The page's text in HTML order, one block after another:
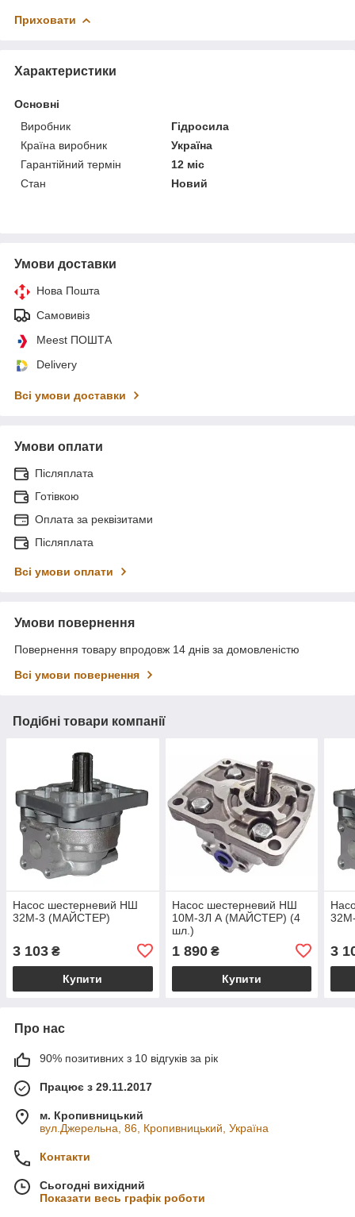
Приховати
Характеристики
Основні
Виробник
Гідросила
Країна виробник
Україна
Гарантійний термін
12 міс
Стан
Новий
Умови доставки
Нова Пошта
Самовивіз
Meest ПОШТА
Delivery
Всі умови доставки
Умови оплати
Післяплата
Готівкою
Оплата за реквізитами
Післяплата
Всі умови оплати
Умови повернення
Повернення товару впродовж 14 днів за домовленістю
Всі умови повернення
Подібні товари компанії
Насос шестерневий НШ
32М-3 (МАЙСТЕР)
3 103 ₴
Купити
Насос шестерневий НШ
10М-3Л А (МАЙСТЕР) (4
шл.)
1 890₴
Купити
3
Про нас
90% позитивних з 10 відгуків за рік
Працює з 29.11.2017
м. Кропивницький
вул.Джерельна, 86, Кропивницький, Україна
Контакти
Сьогодні вихідний
Показати весь графік роботи